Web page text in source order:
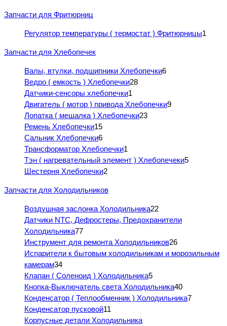
Запчасти для Фритюрниц
Регулятор температуры ( термостат ) Фритюрницы1
Запчасти для Хлебопечек
Валы, втулки, подшипники Хлебопечки6
Ведро ( емкость ) Хлебопечки28
Датчики-сенсоры хлебопечки1
Двигатель ( мотор ) привода Хлебопечки9
Лопатка ( мешалка ) Хлебопечки23
Ремень Хлебопечки15
Сальник Хлебопечки6
Трансформатор Хлебопечки1
Тэн ( нагревательный элемент ) Хлебопечеки5
Шестерня Хлебопечки2
Запчасти для Холодильников
Воздушная заслонка Холодильника22
Датчики NTC, Дефростеры, Предохранители
Холодильника77
Инструмент для ремонта Холодильников26
Испарители к бытовым холодильникам и морозильным
камерам34
Клапан ( Соленоид ) Холодильника5
Кнопка-Выключатель света Холодильника40
Конденсатор ( Теплообменник ) Холодильника7
Конденсатор пусковой11
Корпусные детали Холодильника